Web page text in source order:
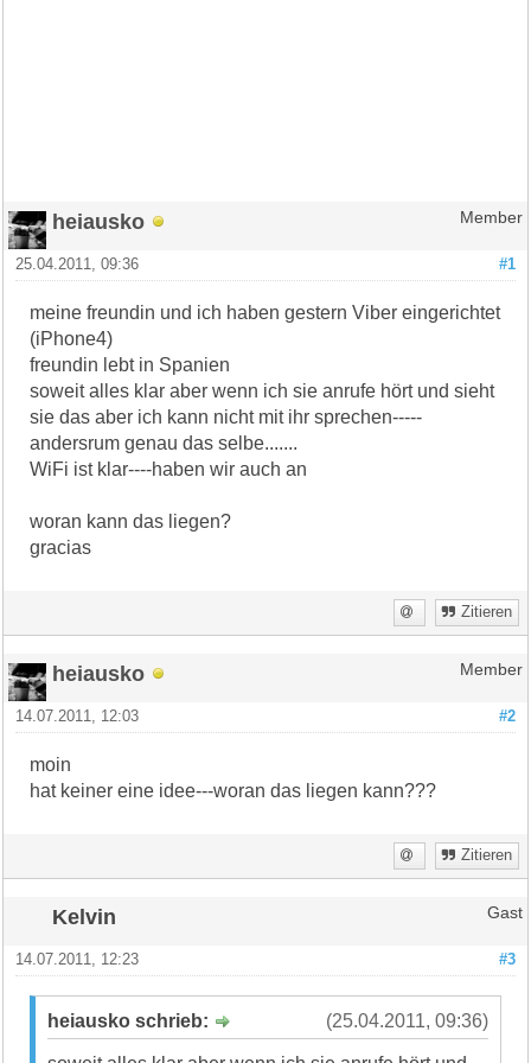
heiausko Member
#1
25.04.2011, 09:36
meine freundin und ich haben gestern Viber eingerichtet
(iPhone4)
freundin lebt in Spanien
soweit alles klar aber wenn ich sie anrufe hört und sieht
sie das aber ich kann nicht mit ihr sprechen-----
andersrum genau das selbe.......
WiFi ist klar----haben wir auch an
woran kann das liegen?
gracias
Zitieren
heiausko Member
#2
14.07.2011, 12:03
moin
hat keiner eine idee---woran das liegen kann???
Zitieren
Kelvin Gast
#3
14.07.2011, 12:23
(25.04.2011, 09:36)
heiausko schrieb: